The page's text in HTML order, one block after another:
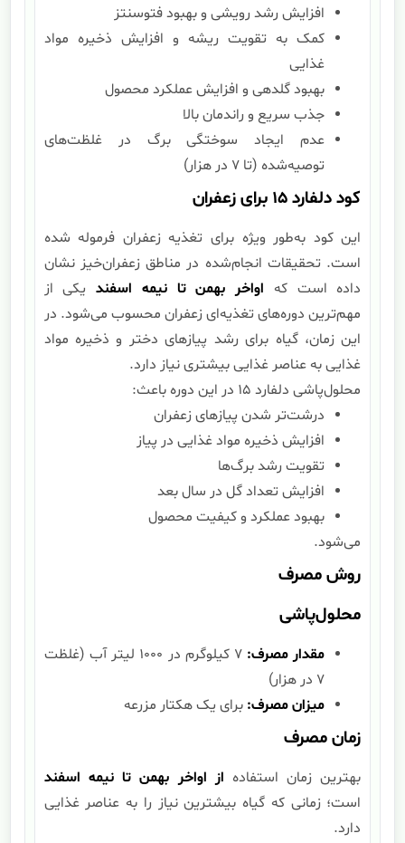
افزایش رشد رویشی و بهبود فتوسنتز
کمک به تقویت ریشه و افزایش ذخیره مواد
غذایی
بهبود گلدهی و افزایش عملکرد محصول
جذب سریع و راندمان بالا
عدم ایجاد سوختگی برگ در غلظت‌های
توصیه‌شده (تا ۷ در هزار)
کود دلفارد ۱۵ برای زعفران
این کود به‌طور ویژه برای تغذیه زعفران فرموله شده
است. تحقیقات انجام‌شده در مناطق زعفران‌خیز نشان
داده است که اواخر بهمن تا نیمه اسفندیکی از
مهم‌ترین دوره‌های تغذیه‌ای زعفران محسوب می‌شود. در
این زمان، گیاه برای رشد پیازهای دختر و ذخیره مواد
غذایی به عناصر غذایی بیشتری نیاز دارد.
محلول‌پاشی دلفارد ۱۵ در این دوره باعث:
درشت‌تر شدن پیازهای زعفران
افزایش ذخیره مواد غذایی در پیاز
تقویت رشد برگ‌ها
افزایش تعداد گل در سال بعد
بهبود عملکرد و کیفیت محصول
می‌شود.
روش مصرف
محلول‌پاشی
مقدار مصرف:
۷ کیلوگرم در ۱۰۰۰ لیتر آب (غلظت
۷ در هزار)
میزان مصرف: برای یک هکتار مزرعه
زمان مصرف
بهترین زمان استفاده از اواخر بهمن تا نیمه اسفند
است؛ زمانی که گیاه بیشترین نیاز را به عناصر غذایی
دارد.